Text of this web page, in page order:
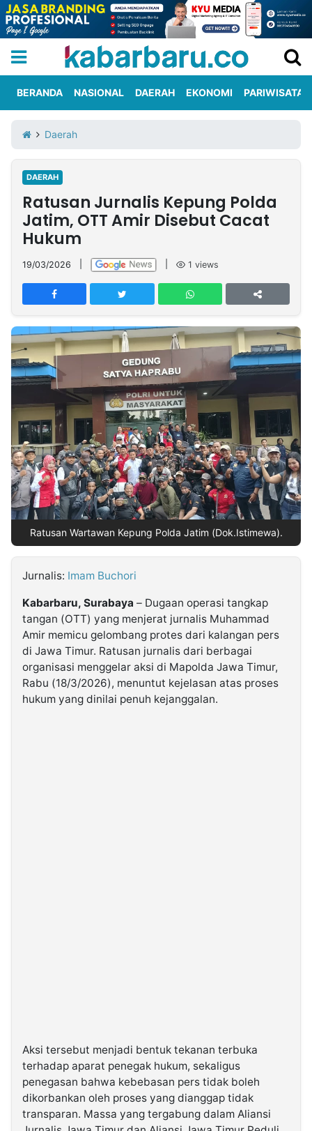
Iklan
Berita
Kami
Nasional
International
Olahraga
Entertainment
Daerah
Pariwisata
Kuliner
Kolom
Network
PT
TREETAN
INDONESIA
Partner
Insight
NTB
Suara
Time
Lens
IDN
Daily
Jogja
Jalan
Rakyat
Idealita
News
Kita
Notice
Dinamikapost.com
Radar
Baru
Seedbacklink
Follow
Kabarbaru
Kabarbaru.co
2026
BERANDA NASIONAL DAERAH EKONOMI PARIWISATA
Daerah
DAERAH
Ratusan Jurnalis Kepung Polda
Jatim, OTT Amir Disebut Cacat
Hukum
19/03/2026 1 views
Ratusan Wartawan Kepung Polda Jatim (Dok.Istimewa).
Jurnalis: Imam Buchori
Kabarbaru, Surabaya – Dugaan operasi tangkap
tangan (OTT) yang menjerat jurnalis Muhammad
Amir memicu gelombang protes dari kalangan pers
di Jawa Timur. Ratusan jurnalis dari berbagai
organisasi menggelar aksi di Mapolda Jawa Timur,
Rabu (18/3/2026), menuntut kejelasan atas proses
hukum yang dinilai penuh kejanggalan.
Aksi tersebut menjadi bentuk tekanan terbuka
terhadap aparat penegak hukum, sekaligus
penegasan bahwa kebebasan pers tidak boleh
dikorbankan oleh proses yang dianggap tidak
transparan. Massa yang tergabung dalam Aliansi